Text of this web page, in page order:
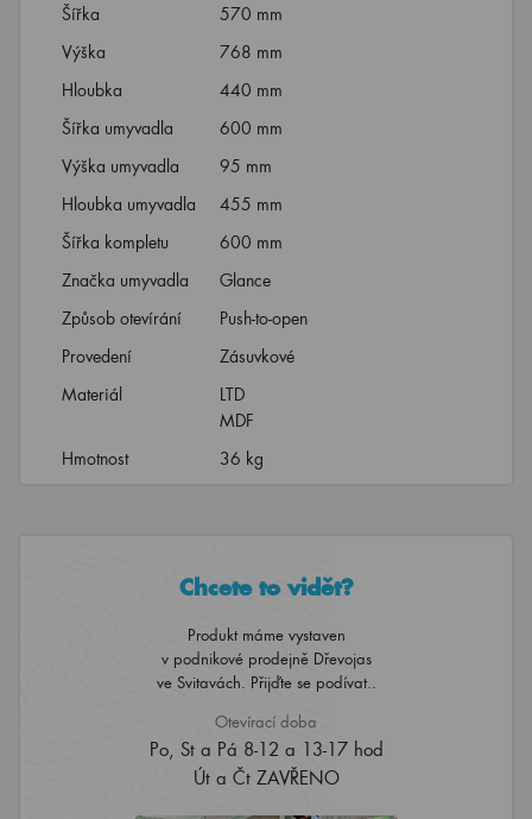
Šířka
570 mm
Výška
768 mm
Hloubka
440 mm
Šířka umyvadla
600 mm
Výška umyvadla
95 mm
Hloubka umyvadla
455 mm
Šířka kompletu
600 mm
Značka umyvadla
Glance
Způsob otevírání
Push-to-open
Provedení
Zásuvkové
Materiál
LTD
MDF
Hmotnost
36 kg
Chcete to vidět?
Produkt máme vystaven
v podnikové prodejně Dřevojas
ve Svitavách. Přijďte se podívat..
Otevírací doba
Po, St a Pá 8-12 a 13-17 hod
Út a Čt ZAVŘENO